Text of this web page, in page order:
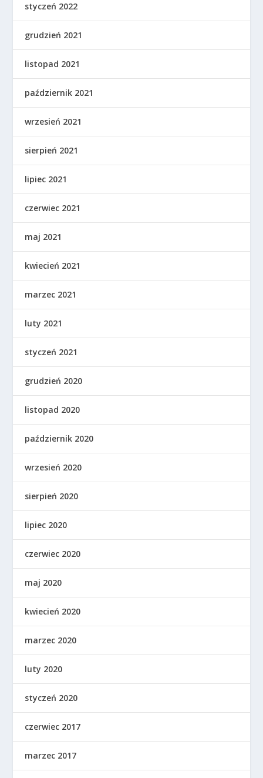
styczeń 2022
grudzień 2021
listopad 2021
październik 2021
wrzesień 2021
sierpień 2021
lipiec 2021
czerwiec 2021
maj 2021
kwiecień 2021
marzec 2021
luty 2021
styczeń 2021
grudzień 2020
listopad 2020
październik 2020
wrzesień 2020
sierpień 2020
lipiec 2020
czerwiec 2020
maj 2020
kwiecień 2020
marzec 2020
luty 2020
styczeń 2020
czerwiec 2017
marzec 2017